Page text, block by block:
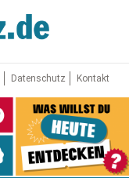
Datenschutz Kontakt